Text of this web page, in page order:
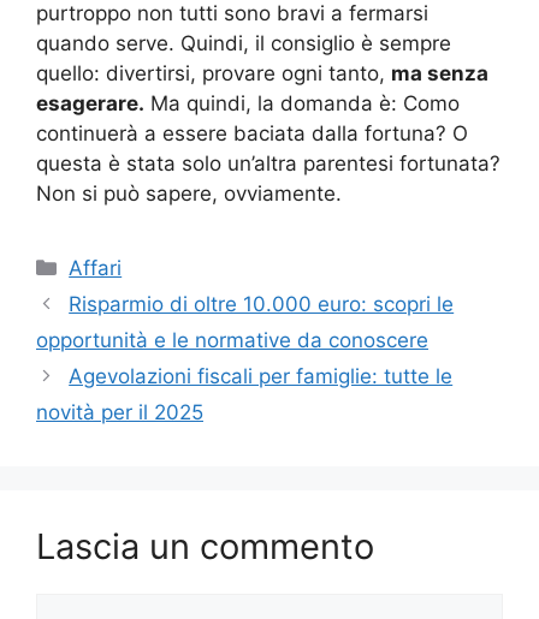
purtroppo non tutti sono bravi a fermarsi
quando serve. Quindi, il consiglio è sempre
quello: divertirsi, provare ogni tanto, ma senza
esagerare. Ma quindi, la domanda è: Como
continuerà a essere baciata dalla fortuna? O
questa è stata solo un’altra parentesi fortunata?
Non si può sapere, ovviamente.
Categorie
Affari
Risparmio di oltre 10.000 euro: scopri le
opportunità e le normative da conoscere
Agevolazioni fiscali per famiglie: tutte le
novità per il 2025
Lascia un commento